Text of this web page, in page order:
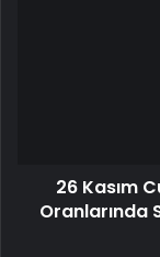
26 Kasım
Oranlarında